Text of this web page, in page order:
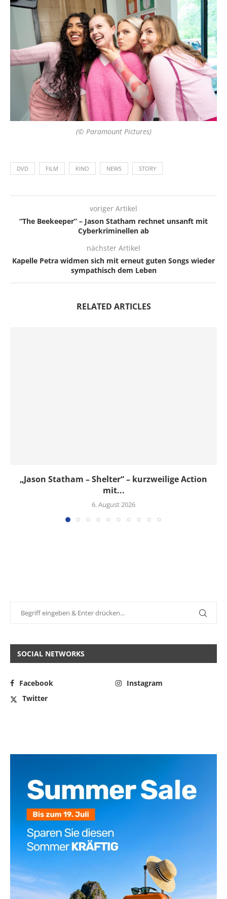
(© Paramount Pictures)
DVD FILM KINO NEWS STORY
voriger Artikel
“The Beekeeper” – Jason Statham rechnet unsanft mit
Cyberkriminellen ab
nächster Artikel
Kapelle Petra widmen sich mit erneut guten Songs wieder
sympathisch dem Leben
RELATED ARTICLES
„Jason Statham – Shelter“ – kurzweilige Action
mit...
6. August 2026
SOCIAL NETWORKS
Facebook
Instagram
Twitter